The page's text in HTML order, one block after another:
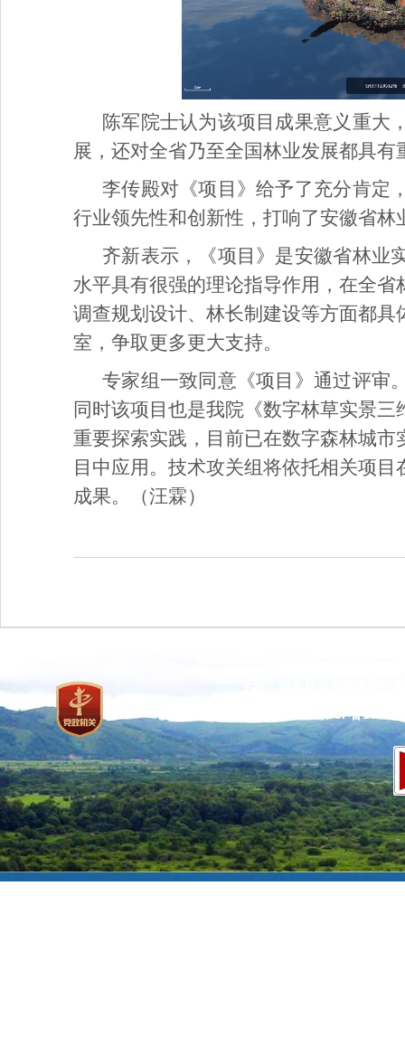
陈军院士认为该项目成果意义重大
展，还对全省乃至全国林业发展都具有
李传殿对《项目》给予了充分肯定
行业领先性和创新性，打响了安徽省
齐新表示，《项目》是安徽省林业
水平具有很强的理论指导作用，在全
调查规划设计、林长制建设等方面都
室，争取更多更大支持。
专家组一致同意《项目》通过评审
同时该项目也是我院《数字林草实景
重要探索实践，目前已在数字森林城
目中应用。技术攻关组将依托相关项
成果。（汪霖）
京ICP备